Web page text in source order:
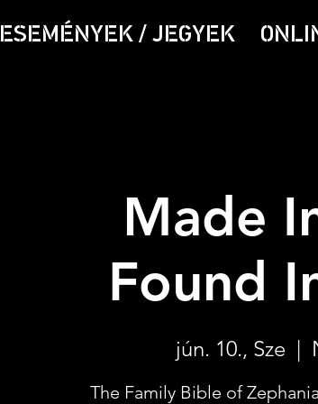
ESEMÉNYEK / JEGYEK
Made
Found
jún. 10., Sze
  |
The Family Bible of